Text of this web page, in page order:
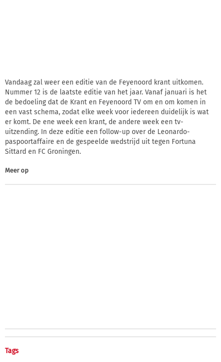
Vandaag zal weer een editie van de Feyenoord krant uitkomen.
Nummer 12 is de laatste editie van het jaar. Vanaf januari is het
de bedoeling dat de Krant en Feyenoord TV om en om komen in
een vast schema, zodat elke week voor iedereen duidelijk is wat
er komt. De ene week een krant, de andere week een tv-
uitzending. In deze editie een follow-up over de Leonardo-
paspoortaffaire en de gespeelde wedstrijd uit tegen Fortuna
Sittard en FC Groningen.
Meer op
Tags